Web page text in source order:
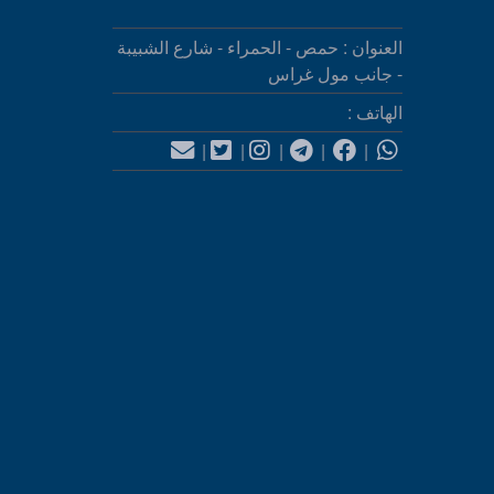
العنوان : حمص - الحمراء - شارع الشبيبة
- جانب مول غراس
الهاتف :
|
|
|
|
|